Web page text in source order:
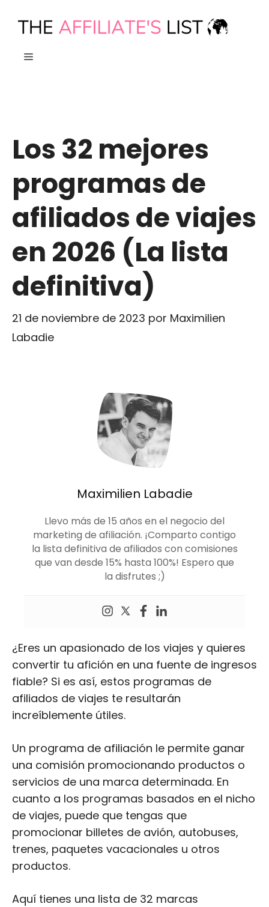
MENÚ
Los 32 mejores
programas de
afiliados de viajes
en 2026 (La lista
definitiva)
21 de noviembre de 2023 por Maximilien
Labadie
Maximilien Labadie
Llevo más de 15 años en el negocio del
marketing de afiliación. ¡Comparto contigo
la lista definitiva de afiliados con comisiones
que van desde 15% hasta 100%! Espero que
la disfrutes ;)
¿Eres un apasionado de los viajes y quieres
convertir tu afición en una fuente de ingresos
fiable? Si es así, estos programas de
afiliados de viajes te resultarán
increíblemente útiles.
Un programa de afiliación le permite ganar
una comisión promocionando productos o
servicios de una marca determinada. En
cuanto a los programas basados en el nicho
de viajes, puede que tengas que
promocionar billetes de avión, autobuses,
trenes, paquetes vacacionales u otros
productos.
Aquí tienes una lista de 32 marcas